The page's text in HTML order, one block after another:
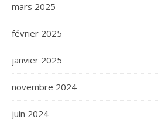
mars 2025
février 2025
janvier 2025
novembre 2024
juin 2024